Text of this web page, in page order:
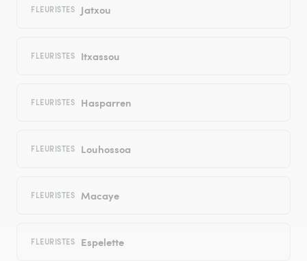
FLEURISTES Jatxou
FLEURISTES Itxassou
FLEURISTES Hasparren
FLEURISTES Louhossoa
FLEURISTES Macaye
FLEURISTES Espelette